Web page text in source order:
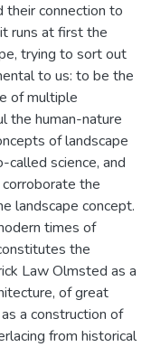
their connection to
runs at first the
trying to sort out
to us: to be the
of multiple
the human-nature
of landscape
called science, and
the
landscape concept.
times of
the
Law Olmsted as a
of great
a construction of
from historical